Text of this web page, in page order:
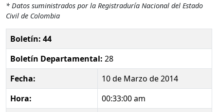
* Datos suministrados por la Registraduría Nacional del Estado
Civil de Colombia
Boletín: 44
Boletín Departamental: 28
Fecha:
10 de Marzo de 2014
Hora:
00:33:00 am